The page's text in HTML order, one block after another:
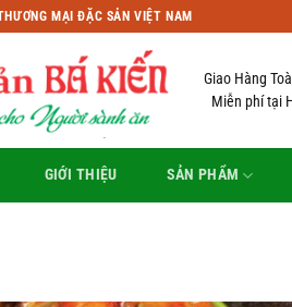
MẠI ĐẶC SẢN VIỆT NAM
Giao Hàng
Miễn phí tại
GIỚI THIỆU SẢN PHẨM